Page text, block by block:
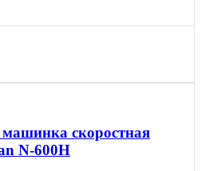
скоростная
N-600H